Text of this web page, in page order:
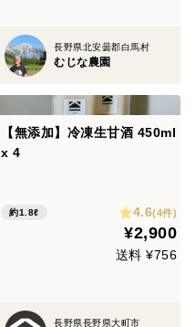
長野県北安曇郡白馬村
むじな農園
【無添加】冷凍生甘酒 450ml
x 4
約1.8ℓ 4.6(4件)
¥2,900
送料 ¥756
長野県長野県大町市